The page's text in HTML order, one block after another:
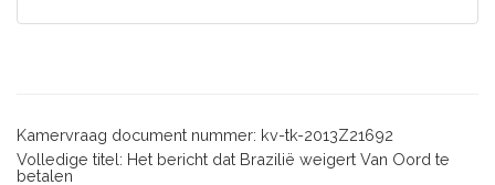
Kamervraag document nummer: kv-tk-2013Z21692
Volledige titel: Het bericht dat Brazilië weigert Van Oord te
betalen